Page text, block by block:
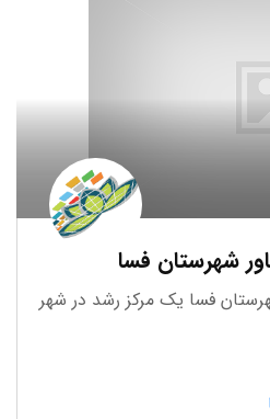
شهرستان فسا
فسا یک مرکز رشد در شهر